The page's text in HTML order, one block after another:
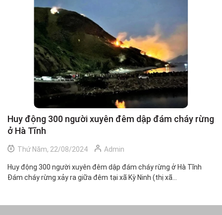
Huy động 300 người xuyên đêm dập đám cháy rừng
ở Hà Tĩnh
Thứ Năm, 22/08/2024 Admin
Huy động 300 người xuyên đêm dập đám cháy rừng ở Hà Tĩnh
Đám cháy rừng xảy ra giữa đêm tại xã Kỳ Ninh (thị xã...